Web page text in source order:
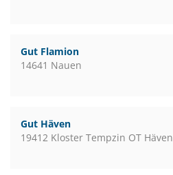
Gut Flamion
14641 Nauen
Gut Häven
19412 Kloster Tempzin OT Häven